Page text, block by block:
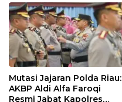
Mutasi Jajaran Polda Riau:
AKBP Aldi Alfa Faroqi
Resmi Jabat Kapolres